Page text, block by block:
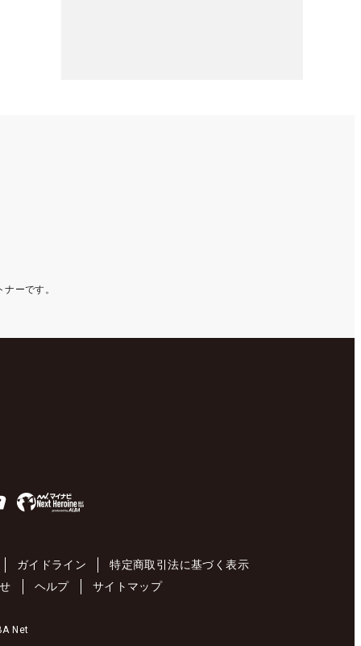
ーです。
ガイドライン
特定商取引法に基づく表示
ヘルプ サイトマップ
Net